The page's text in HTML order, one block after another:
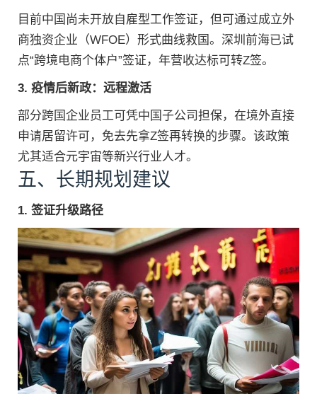
目前中国尚未开放自雇型工作签证，但可通过成立外
商独资企业（WFOE）形式曲线救国。深圳前海已试
点“跨境电商个体户”签证，年营收达标可转Z签。
3. 疫情后新政：远程激活
部分跨国企业员工可凭中国子公司担保，在境外直接
申请居留许可，免去先拿Z签再转换的步骤。该政策
尤其适合元宇宙等新兴行业人才。
五、长期规划建议
1. 签证升级路径